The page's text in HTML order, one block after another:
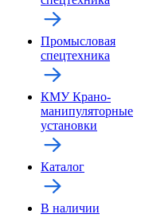
Промысловая
спецтехника
КМУ Крано-
манипуляторные
установки
Каталог
В наличии